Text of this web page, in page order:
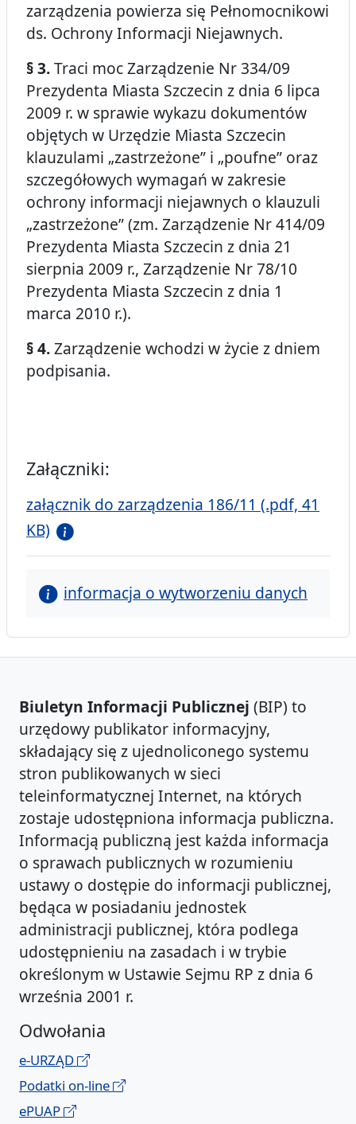
zarządzenia powierza się Pełnomocnikowi
ds. Ochrony Informacji Niejawnych.
§ 3.Traci moc Zarządzenie Nr 334/09
Prezydenta Miasta Szczecin z dnia 6 lipca
2009 r. w sprawie wykazu dokumentów
objętych w Urzędzie Miasta Szczecin
klauzulami „zastrzeżone” i „poufne” oraz
szczegółowych wymagań w zakresie
ochrony informacji niejawnych o klauzuli
„zastrzeżone” (zm. Zarządzenie Nr 414/09
Prezydenta Miasta Szczecin z dnia 21
sierpnia 2009 r., Zarządzenie Nr 78/10
Prezydenta Miasta Szczecin z dnia 1
marca 2010 r.).
§ 4.Zarządzenie wchodzi w życie z dniem
podpisania.
Załączniki:
załącznik do zarządzenia 186/11 (.pdf, 41
KB)
informacja o wytworzeniu danych
Biuletyn Informacji Publicznej (BIP) to
urzędowy publikator informacyjny,
składający się z ujednoliconego systemu
stron publikowanych w sieci
teleinformatycznej Internet, na których
zostaje udostępniona informacja publiczna.
Informacją publiczną jest każda informacja
o sprawach publicznych w rozumieniu
ustawy o dostępie do informacji publicznej,
będąca w posiadaniu jednostek
administracji publicznej, która podlega
udostępnieniu na zasadach i w trybie
określonym w Ustawie Sejmu RP z dnia 6
września 2001 r.
Odwołania
e-URZĄD
Podatki on-line
ePUAP